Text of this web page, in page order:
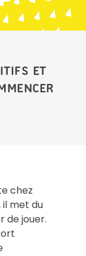
ET
chez
il met du
de jouer.